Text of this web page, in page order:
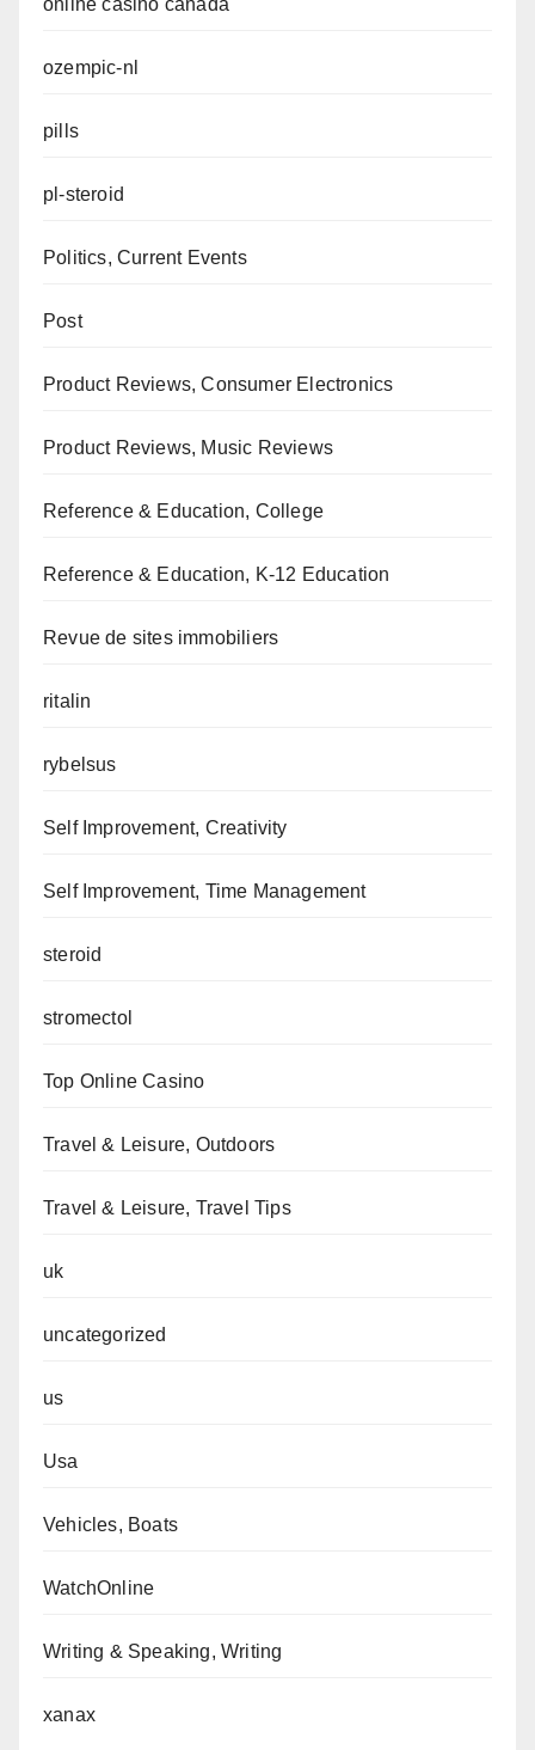
online casino canada
ozempic-nl
pills
pl-steroid
Politics, Current Events
Post
Product Reviews, Consumer Electronics
Product Reviews, Music Reviews
Reference & Education, College
Reference & Education, K-12 Education
Revue de sites immobiliers
ritalin
rybelsus
Self Improvement, Creativity
Self Improvement, Time Management
steroid
stromectol
Top Online Casino
Travel & Leisure, Outdoors
Travel & Leisure, Travel Tips
uk
uncategorized
us
Usa
Vehicles, Boats
WatchOnline
Writing & Speaking, Writing
xanax